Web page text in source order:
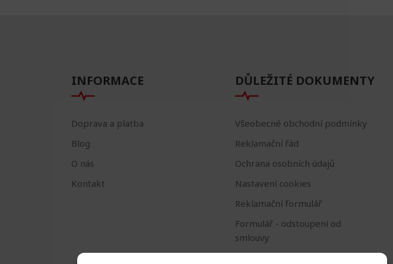
INFORMACE
Doprava a platba
Blog
O nás
Kontakt
DŮLEŽITÉ DOKUMENTY
Všeobecné obchodní podmínky
Reklamační řád
Ochrana osobních údajů
Nastavení cookies
Reklamační formulář
Formulář - odstoupení od
smlouvy